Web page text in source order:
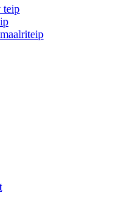
teip